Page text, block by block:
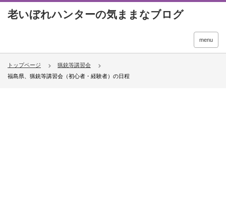
menu
トップページ
猟銃等講習会
福島県、猟銃等講習会（初心者・経験者）の日程